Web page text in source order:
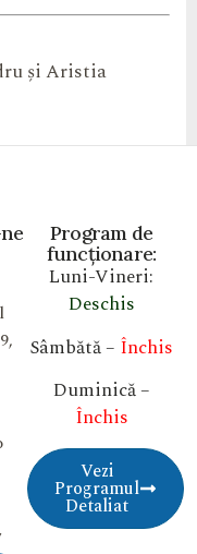
și Aristia
Program de
funcționare:
Luni-Vineri:
Deschis
Sâmbătă – Închis
Duminică –
Închis
Vezi
Programul
Detaliat